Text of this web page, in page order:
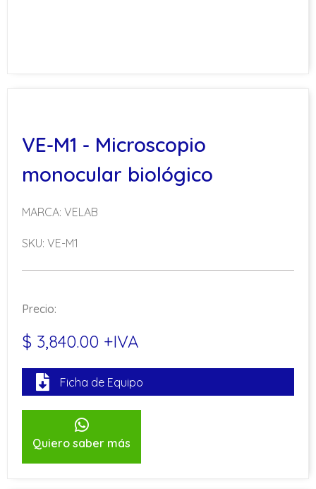
VE-M1 - Microscopio
monocular biológico
MARCA: VELAB
SKU: VE-M1
Precio:
$ 3,840.00 +IVA
Ficha de Equipo
Quiero saber más